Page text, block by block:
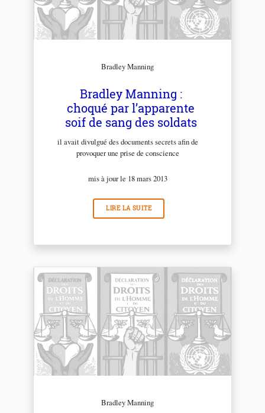
Bradley Manning
Bradley Manning :
choqué par l’apparente
soif de sang des soldats
il avait divulgué des documents secrets afin de
provoquer une prise de conscience
mis à jour le 18 mars 2013
LIRE LA SUITE
Bradley Manning